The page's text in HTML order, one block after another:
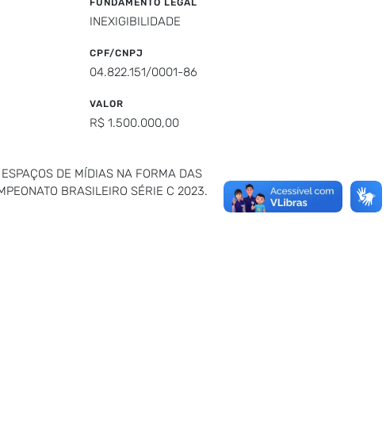
FUNDAMENTO LEGAL
INEXIGIBILIDADE
CPF/CNPJ
04.822.151/0001-86
VALOR
R$ 1.500.000,00
DE MÍDIAS NA FORMA DAS
BRASILEIRO SÉRIE C 2023.